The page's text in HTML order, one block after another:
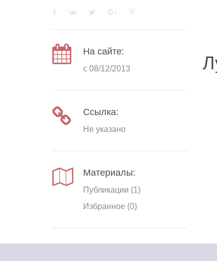
На сайте:
с 08/12/2013
Ссылка:
Не указано
Материалы:
Публикации (1)
Избранное (0)